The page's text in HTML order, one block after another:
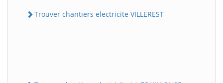
Trouver chantiers electricite VILLEREST